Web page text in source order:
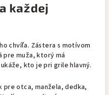
každej
chvíľa. Zástera s motívom
pre muža, ktorý má
kto je pri grile hlavný.
otca, manžela, dedka,